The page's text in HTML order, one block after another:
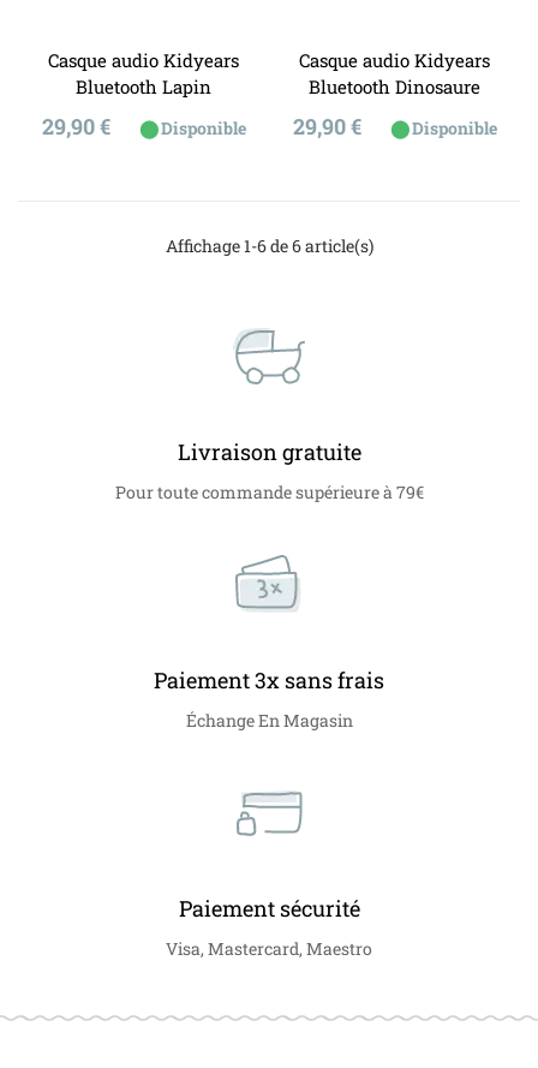
Casque audio Kidyears
Bluetooth Lapin
Prix
29,90 € ⬤Disponible
Casque audio Kidyears
Bluetooth Dinosaure
Prix
29,90 € ⬤Disponible
Affichage 1-6 de 6 article(s)
Livraison gratuite
Pour toute commande supérieure à 79€
Paiement 3x sans frais
Échange En Magasin
Paiement sécurité
Visa, Mastercard, Maestro